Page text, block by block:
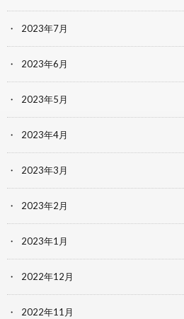
2023年7月
2023年6月
2023年5月
2023年4月
2023年3月
2023年2月
2023年1月
2022年12月
2022年11月